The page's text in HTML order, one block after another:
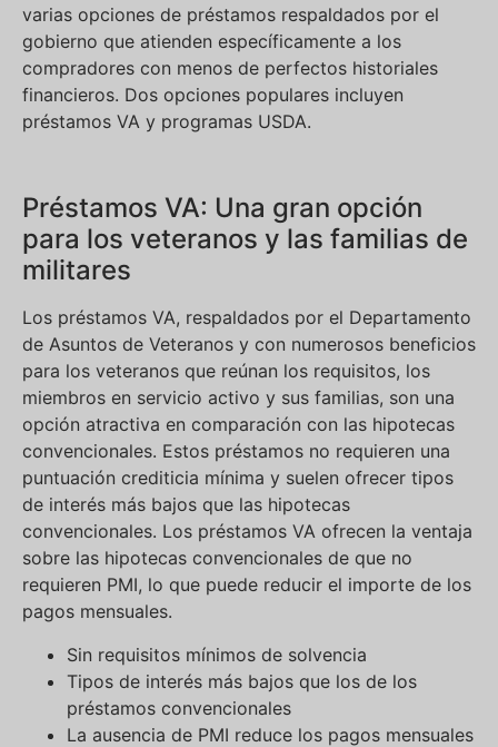
varias opciones de préstamos respaldados por el
gobierno que atienden específicamente a los
compradores con menos de perfectos historiales
financieros. Dos opciones populares incluyen
préstamos VA y programas USDA.
Préstamos VA: Una gran opción
para los veteranos y las familias de
militares
Los préstamos VA, respaldados por el Departamento
de Asuntos de Veteranos y con numerosos beneficios
para los veteranos que reúnan los requisitos, los
miembros en servicio activo y sus familias, son una
opción atractiva en comparación con las hipotecas
convencionales. Estos préstamos no requieren una
puntuación crediticia mínima y suelen ofrecer tipos
de interés más bajos que las hipotecas
convencionales. Los préstamos VA ofrecen la ventaja
sobre las hipotecas convencionales de que no
requieren PMI, lo que puede reducir el importe de los
pagos mensuales.
Sin requisitos mínimos de solvencia
Tipos de interés más bajos que los de los
préstamos convencionales
La ausencia de PMI reduce los pagos mensuales